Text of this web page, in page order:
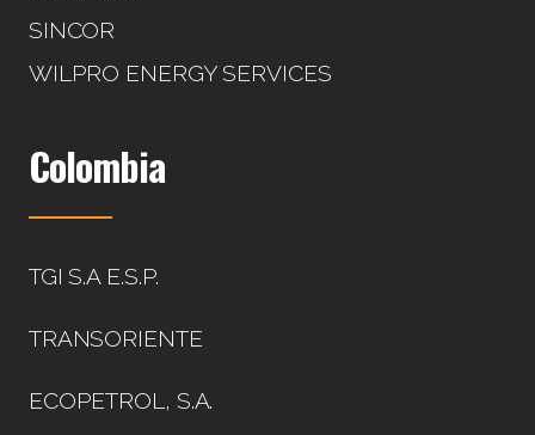
SINCOR
WILPRO ENERGY SERVICES
Colombia
TGI S.A E.S.P.
TRANSORIENTE
ECOPETROL, S.A.